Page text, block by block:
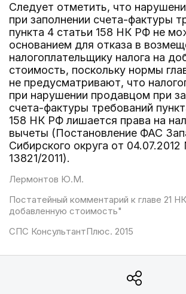
Следует отметить, что
при заполнении счета-фактуры
пункта 4 статьи 158 НК РФ не
основанием для отказа в
налогоплательщику налога на
стоимость, поскольку нормы
не предусматривают, что
при нарушении продавцом при
счета-фактуры требований
158 НК РФ лишается права на
вычеты (Постановление ФАС
Сибирского округа от
13821/2011).
Лермонтов Ю.М.
Постатейный комментарий к главе 21
добавленную стоимость"
СПС КонсультантПлюс. 2015